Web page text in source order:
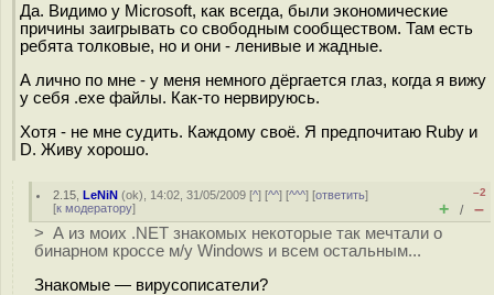
Да. Видимо у Microsoft, как всегда, были экономические
причины заигрывать со свободным сообществом. Там есть
ребята толковые, но и они - ленивые и жадные.
А лично по мне - у меня немного дёргается глаз, когда я вижу
у себя .exe файлы. Как-то нервируюсь.
Хотя - не мне судить. Каждому своё. Я предпочитаю Ruby и
D. Живу хорошо.
2.15 ,LeNiN (ok), 14:02, 31/05/2009 [^] [^^] [^^^] [ответить]
[к модератору]
–2
+ / –
> А из моих .NET знакомых некоторые так мечтали о
бинарном кроссе м/у Windows и всем остальным...
Знакомые — вирусописатели?